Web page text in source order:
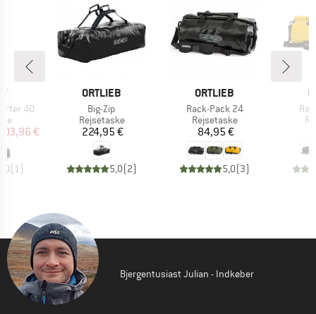
40
pris
€
( 1)
MÆRKE
ORTLIEB
Artikel
Big-Zip
Produktgruppe
Rejsetaske
Pris
224,95 €
5,0(2)
MÆRKE
ORTLIEB
Artikel
Rack-Pack 24
Produktgruppe
Rejsetaske
Pris
84,95 €
5,0(3)
Bjergentusiast Julian - Indkøber